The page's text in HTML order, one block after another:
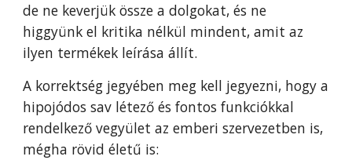
de ne keverjük össze a dolgokat, és ne
higgyünk el kritika nélkül mindent, amit az
ilyen termékek leírása állít.
A korrektség jegyében meg kell jegyezni, hogya
hipojódos sav létező és fontos funkciókkal
rendelkező vegyület az emberi szervezetben is,
mégha rövid életű is: